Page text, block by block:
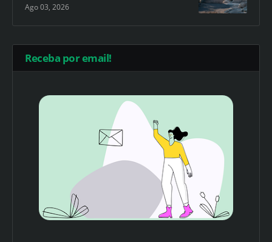
Ago 03, 2026
Receba por email!